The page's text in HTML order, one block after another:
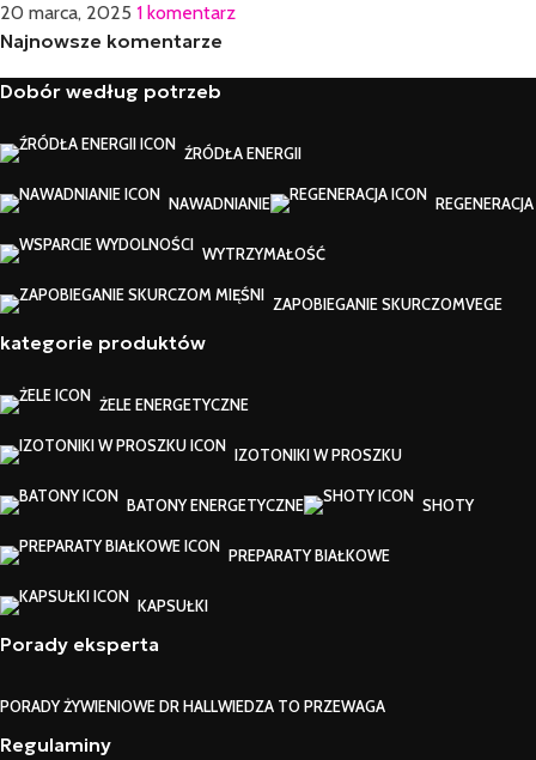
20 marca, 2025 1 komentarz
Najnowsze komentarze
Dobór według potrzeb
ŹRÓDŁA ENERGII
NAWADNIANIE REGENERACJA
WYTRZYMAŁOŚĆ
ZAPOBIEGANIE SKURCZOMVEGE
kategorie produktów
ŻELE ENERGETYCZNE
IZOTONIKI W PROSZKU
BATONY ENERGETYCZNE SHOTY
PREPARATY BIAŁKOWE
KAPSUŁKI
Porady eksperta
PORADY ŻYWIENIOWE DR HALLWIEDZA TO PRZEWAGA
Regulaminy